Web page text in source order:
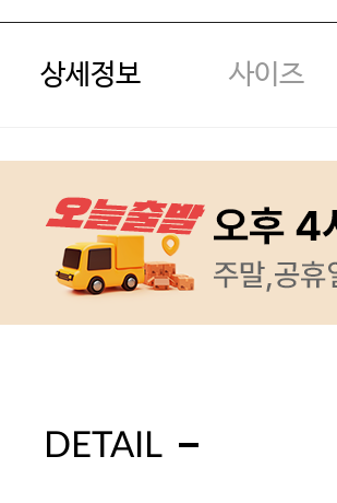
상세정보 사이즈
DETAIL